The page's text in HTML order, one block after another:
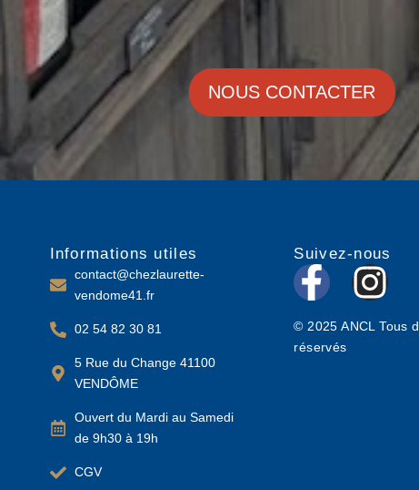
NOUS CONTACTER
Informations utiles
contact@chezlaurette-
vendome41.fr
02 54 82 30 81
5 Rue du Change 41100
VENDÔME
Ouvert du Mardi au Samedi
de 9h30 à 19h
CGV
Suivez-nous
F
a
c
I
n
© 2025 ANCL Tous
réservés